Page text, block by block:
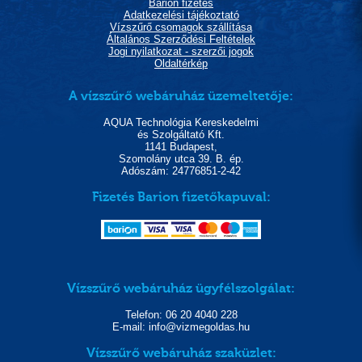
Barion fizetés
Adatkezelési tájékoztató
Vízszűrő csomagok szállítása
Általános Szerződési Feltételek
Jogi nyilatkozat - szerzői jogok
Oldaltérkép
A vízszűrő webáruház üzemeltetője:
AQUA Technológia Kereskedelmi
és Szolgáltató Kft.
1141 Budapest,
Szomolány utca 39. B. ép.
Adószám: 24776851-2-42
Fizetés Barion fizetőkapuval:
Vízszűrő webáruház ügyfélszolgálat:
Telefon: 06 20 4040 228
E-mail: info@vizmegoldas.hu
Vízszűrő webáruház szaküzlet: